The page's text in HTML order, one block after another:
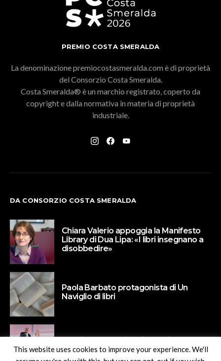
PREMIO COSTA SMERALDA
La denominazione premiocostasmeralda.com è di proprietà
del Consorzio Costa Smeralda.
Costa Smeralda® è un marchio registrato, coperto da
copyright e dalla normativa in materia di proprietà
industriale.
DA CONSORZIO COSTA SMERALDA
Chiara Valerio appoggia la Manifesto
Library di Dua Lipa: «I libri insegnano a
disobbedire»
Paola Barbato protagonista di Un
Naviglio di libri
Mandrarossa
This website uses cookies to improve your experience. We'll